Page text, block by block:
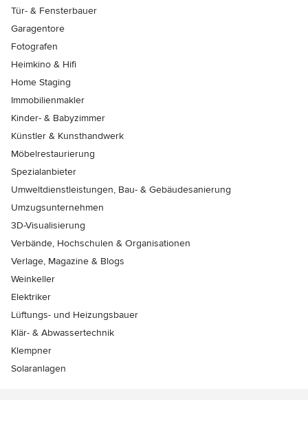
Tür- & Fensterbauer
Garagentore
Fotografen
Heimkino & Hifi
Home Staging
Immobilienmakler
Kinder- & Babyzimmer
Künstler & Kunsthandwerk
Möbelrestaurierung
Spezialanbieter
Umweltdienstleistungen, Bau- & Gebäudesanierung
Umzugsunternehmen
3D-Visualisierung
Verbände, Hochschulen & Organisationen
Verlage, Magazine & Blogs
Weinkeller
Elektriker
Lüftungs- und Heizungsbauer
Klär- & Abwassertechnik
Klempner
Solaranlagen